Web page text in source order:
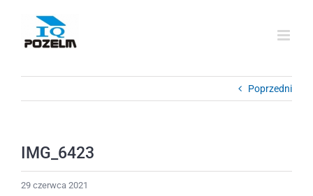
zawartości
Poprzedni
IMG_6423
29 czerwca 2021